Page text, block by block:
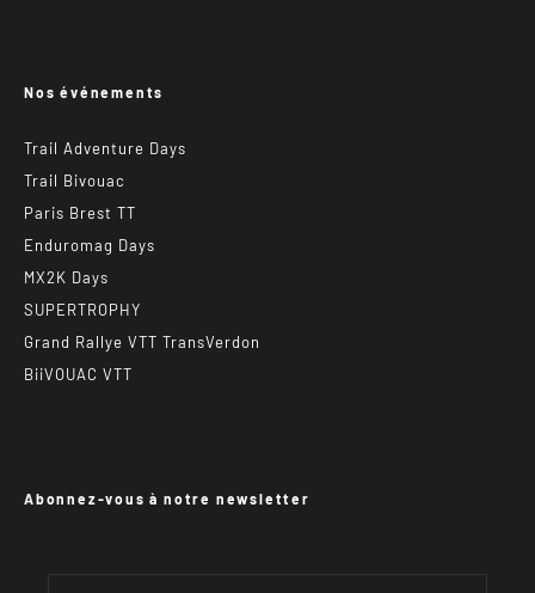
Nos événements
Trail Adventure Days
Trail Bivouac
Paris Brest TT
Enduromag Days
MX2K Days
SUPERTROPHY
Grand Rallye VTT TransVerdon
BiiVOUAC VTT
Abonnez-vous à notre newsletter